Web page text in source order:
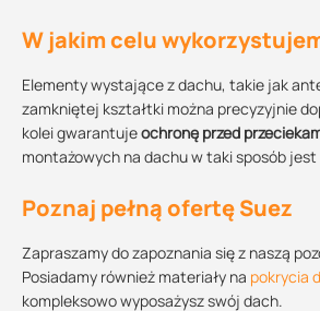
W jakim celu
Elementy wystające z dachu, takie jak
zamkniętej kształtki można precyzyjnie
kolei gwarantujeochronę przed
montażowych na dachu w taki sposób
Poznaj pełną ofertę Suez
Zapraszamy do zapoznania się z naszą
Posiadamy również materiały na pokrycia
kompleksowo wyposażysz swój dach.